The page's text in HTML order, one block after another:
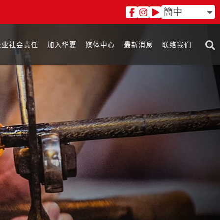
簡中
业社会责任 加入华夏 媒体中心 最新消息 联络我们